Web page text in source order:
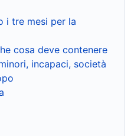
i tre mesi per la
cosa deve contenere
incapaci, società